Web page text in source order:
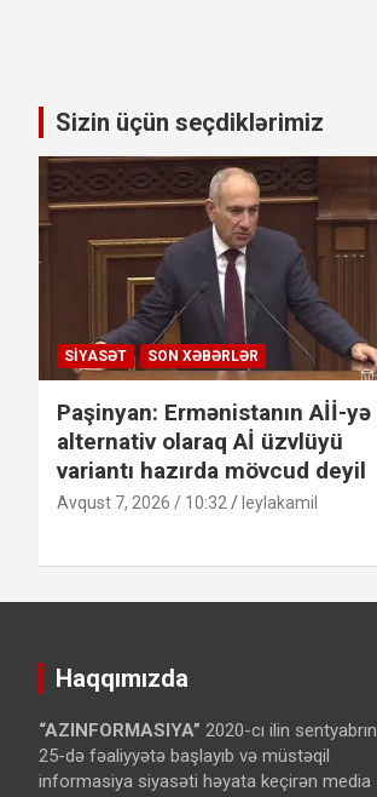
Sizin üçün seçdiklərimiz
SIYASƏT SON XƏBƏRLƏR
Paşinyan: Ermənistanın Aİİ-yə
alternativ olaraq Aİ üzvlüyü
variantı hazırda mövcud deyil
Avqust 7, 2026 / 10:32 leylakamil
Haqqımızda
“AZINFORMASIYA” 2020-cı ilin sentyabrın
25-də fəaliyyətə başlayıb və müstəqil
informasiya siyasəti həyata keçirən media